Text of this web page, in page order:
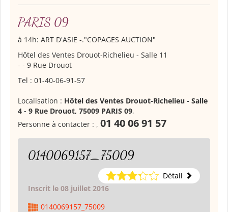
PARIS 09
à 14h: ART D'ASIE -."COPAGES AUCTION"
Hôtel des Ventes Drouot-Richelieu - Salle 11
- - 9 Rue Drouot
Tel : 01-40-06-91-57
Localisation : Hôtel des Ventes Drouot-Richelieu - Salle
4 - 9 Rue Drouot, 75009 PARIS 09,
Personne à contacter : , 01 40 06 91 57
0140069157_75009
Détail
Inscrit le 08 juillet 2016
0140069157_75009